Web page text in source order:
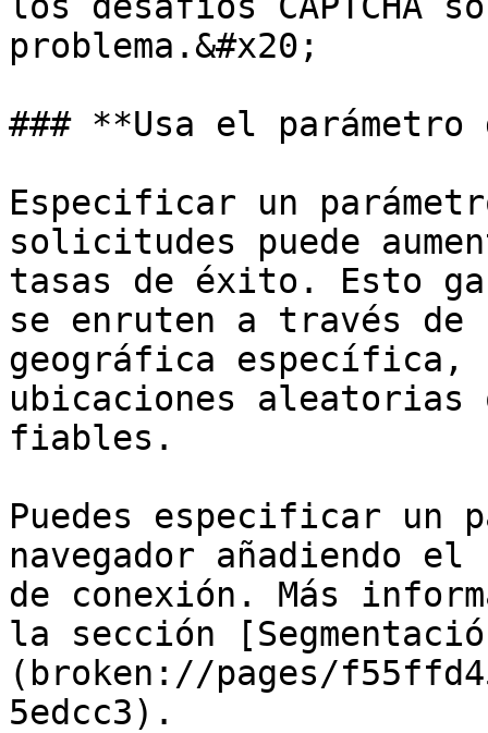
problema.&#x20;
### **Usa el
Especificar un
solicitudes puede
tasas de éxito. Esto
se enruten a través de
geográfica
ubicaciones aleatorias
fiables.
Puedes especificar un
navegador añadiendo
de conexión. Más
la sección
(broken://pages/
5edcc3).